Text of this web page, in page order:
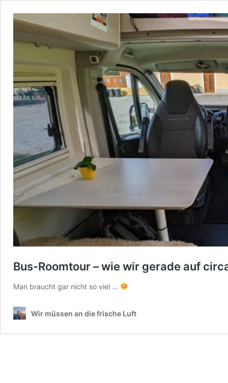
Bus-Roomtour – wie wir gerade auf
Man braucht gar nicht so viel …
Wir müssen an die frische Luft